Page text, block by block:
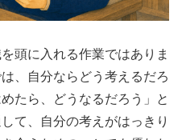
頭に入れる作業ではありま
、自分ならどう考えるだろ
たら、どうなるだろう」と
て、自分の考えがはっきり